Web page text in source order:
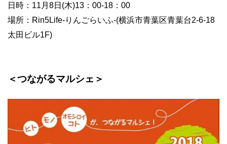
日時：11月8日(木)13：00-18：00
場所：Rin5Life-りんごらいふ-(横浜市青葉区青葉台2-6-18
太田ビル1F)
＜つながるマルシェ＞